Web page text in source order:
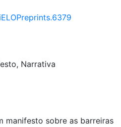
Narrativa
manifesto sobre as barreiras